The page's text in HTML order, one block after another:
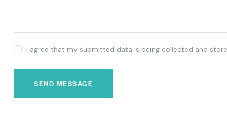
I agree that my submitted data is being collected and
SEND MESSAGE